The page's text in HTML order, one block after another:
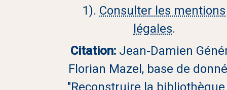
1). Consulter les mentions
légales.
Citation: Jean-Damien
Florian Mazel, base de
"Reconstruire la